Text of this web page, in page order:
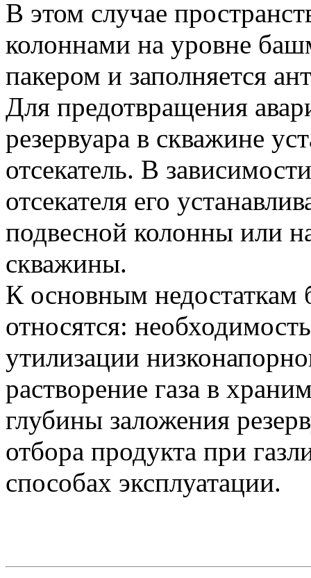
В этом случае
колоннами на уровне
пакером и заполняется
Для предотвращения
резервуара в скважине
отсекатель. В
отсекателя его
подвесной колонны или
скважины.
К основным недостаткам
относятся:
утилизации
растворение газа в
глубины заложения
отбора продукта при
способах эксплуатации.